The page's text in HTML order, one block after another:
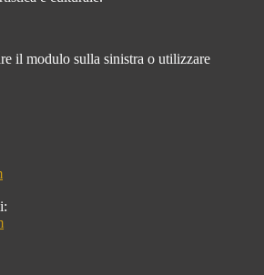
il modulo sulla sinistra o utilizzare